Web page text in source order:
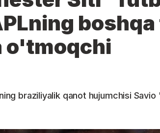
o'tmoqchi
braziliyalik qanot hujumchisi